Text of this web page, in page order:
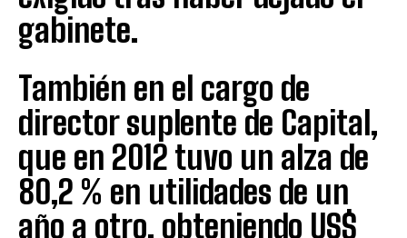
gabinete.
También en el cargo de
director suplente de Capital,
que en 2012 tuvo un alza de
80,2 % en utilidades de un
año a otro, obteniendo US$